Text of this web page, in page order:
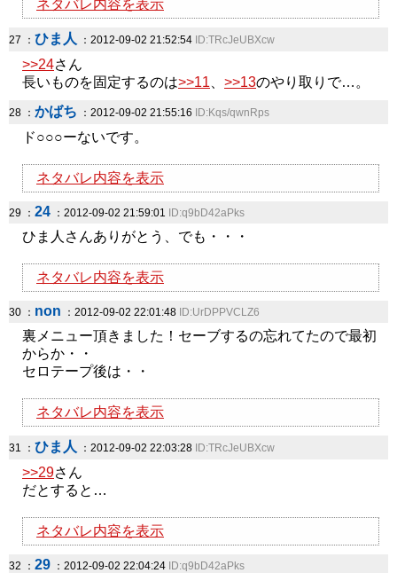
ネタバレ内容を表示
27 ： ひま人 ：2012-09-02 21:52:54 ID:TRcJeUBXcw
>>24さん
長いものを固定するのは>>11 >>13のやり取りで…。
28 ： かばち ：2012-09-02 21:55:16 ID:Kqs/qwnRps
ド○○○ーないです。
ネタバレ内容を表示
29 ： 24 ：2012-09-02 21:59:01 ID:q9bD42aPks
ひま人さんありがとう、でも・・・
ネタバレ内容を表示
30 ： non ：2012-09-02 22:01:48 ID:UrDPPVCLZ6
裏メニュー頂きました！セーブするの忘れてたので最初
からか・・
セロテープ後は・・
ネタバレ内容を表示
31 ： ひま人 ：2012-09-02 22:03:28 ID:TRcJeUBXcw
>>29さん
だとすると…
ネタバレ内容を表示
32 ： 29 ：2012-09-02 22:04:24 ID:q9bD42aPks